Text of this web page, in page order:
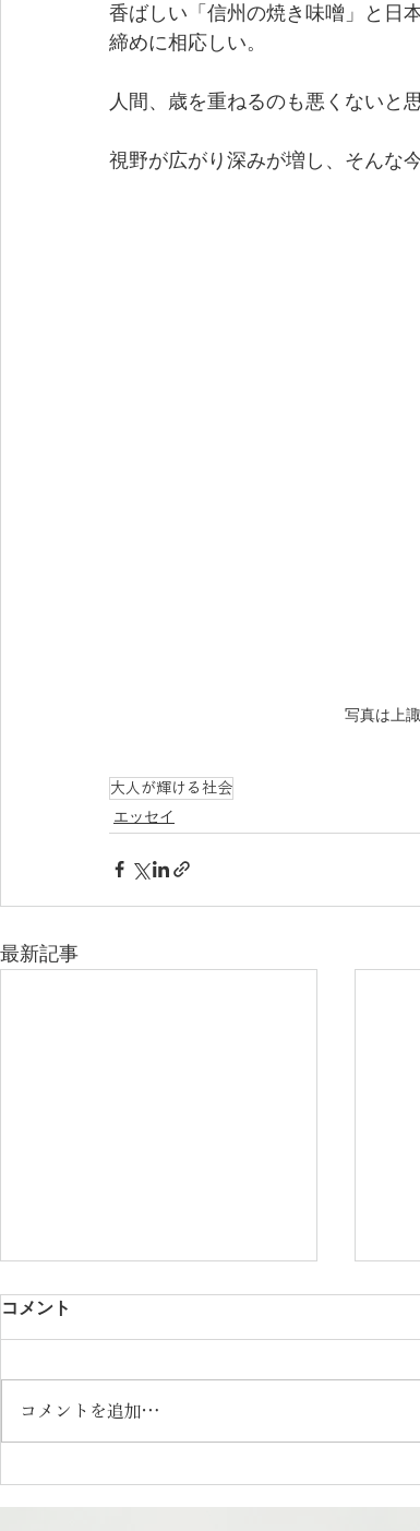
香ばしい「信州の焼き味噌」と日
締めに相応しい。
人間、歳を重ねるのも悪くないと思
視野が広がり深みが増し、そんな
写真は上
大人が輝ける社会
エッセイ
最新記事
っとフォトエッセイ
| さ
コメント
コメントを追加…